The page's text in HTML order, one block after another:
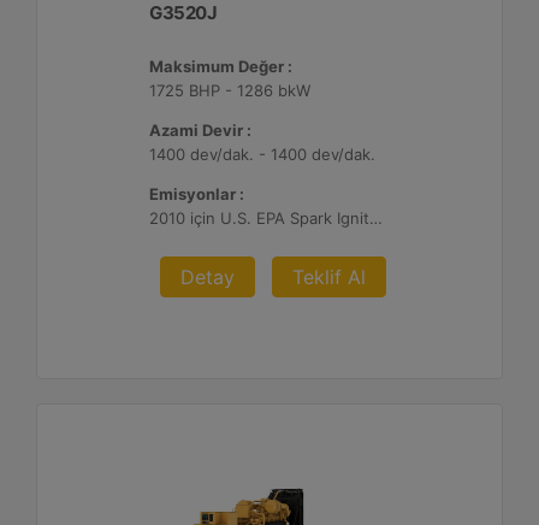
G3520J
Maksimum Değer :
1725 BHP - 1286 bkW
Azami Devir :
1400 dev/dak. - 1400 dev/dak.
Emisyonlar :
2010 için U.S. EPA Spark Ignited Stationary NSPS emisyonlar
Detay Teklif Al